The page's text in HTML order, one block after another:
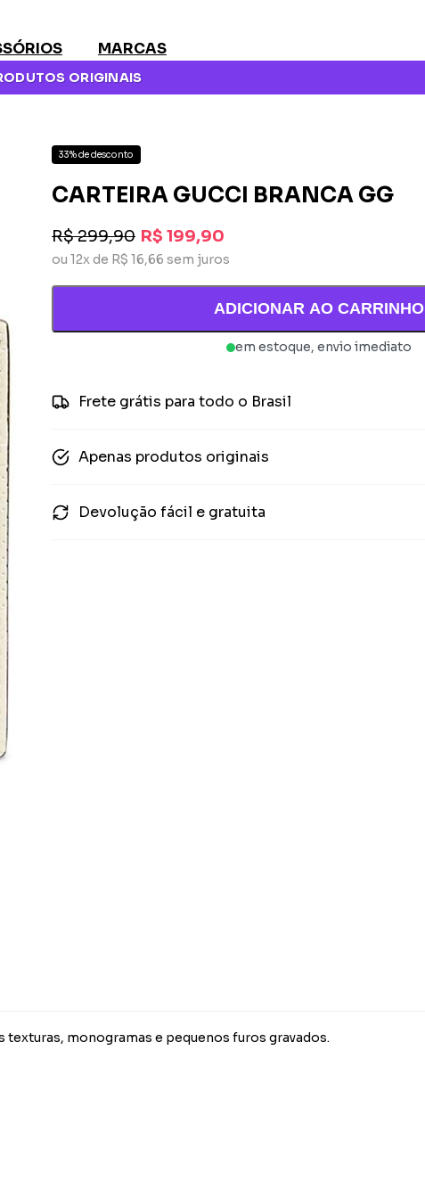
MARCAS
ORIGINAIS
33% de desconto
CARTEIRA GUCCI BRANCA GG
R$ 299,90 R$ 199,90
ou 12x de R$ 16,66 sem juros
ADICIONAR AO CARRINHO
em estoque, envio imediato
Frete grátis para todo o Brasil
Apenas produtos originais
Devolução fácil e gratuita
monogramas e pequenos furos gravados.